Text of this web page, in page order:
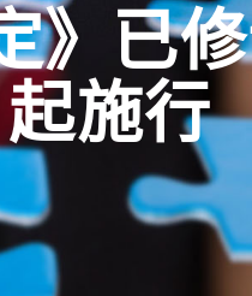
》已
施行